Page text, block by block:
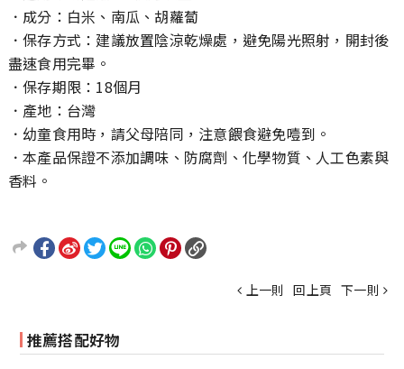
．成分：白米、南瓜、胡蘿蔔
．保存方式：建議放置陰涼乾燥處，避免陽光照射，開封後
盡速食用完畢。
．保存期限：18個月
．產地：台灣
．幼童食用時，請父母陪同，注意餵食避免噎到。
．本產品保證不添加調味、防腐劑、化學物質、人工色素與
香料。
上一則 回上頁 下一則
推薦搭配好物